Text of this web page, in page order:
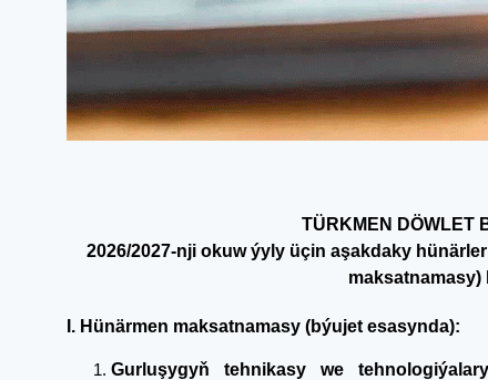
TÜRKMEN DÖWLET
2026/2027-nji okuw ýyly üçin aşakdaky
I. Hünärmen maksatnamasy (býujet esasynda):
Gurluşygyň tehnikasy we tehnologiýalary